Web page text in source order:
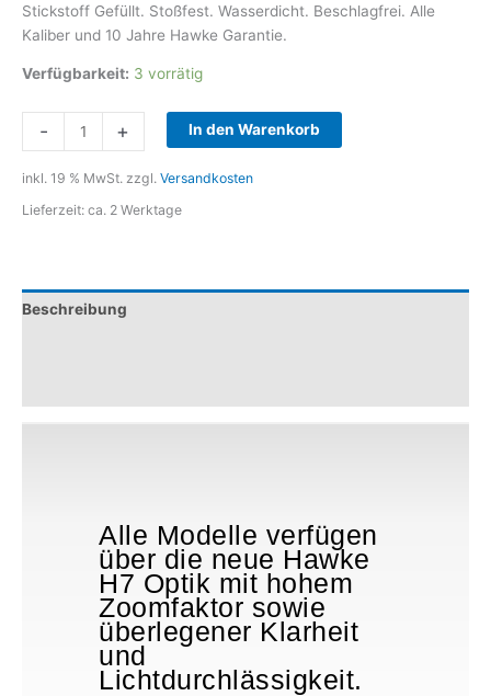
Stickstoff Gefüllt. Stoßfest. Wasserdicht. Beschlagfrei. Alle
Kaliber und 10 Jahre Hawke Garantie.
Verfügbarkeit: 3 vorrätig
-
Zielfernrohr
FRONTIER
FFP
SF
Mil
+ In den Warenkorb
inkl. 19 % MwSt. zzgl. Versandkosten
Lieferzeit: ca. 2 Werktage
Beschreibung
Alle Modelle verfügen
über die neue Hawke
H7 Optik mit hohem
Zoomfaktor sowie
überlegener Klarheit
und
Lichtdurchlässigkeit.